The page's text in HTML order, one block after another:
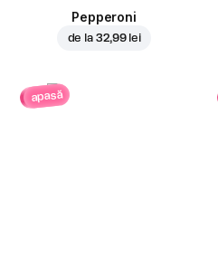
Pepperoni
de la 32,99 lei
apasă